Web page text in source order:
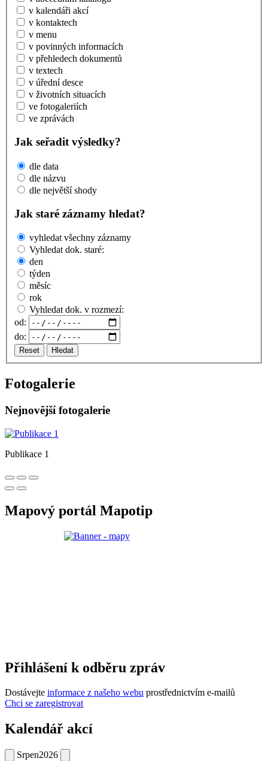
v kalendáři akcí
v kontaktech
v menu
v povinných informacích
v přehledech dokumentů
v textech
v úřední desce
v životních situacích
ve fotogaleriích
ve zprávách
Jak seřadit výsledky?
dle data
dle názvu
dle největší shody
Jak staré záznamy hledat?
vyhledat všechny záznamy
Vyhledat dok. staré:
den
týden
měsíc
rok
Vyhledat dok. v rozmezí:
od:
do:
Reset Hledat
Fotogalerie
Nejnovější fotogalerie
Publikace 1
Mapový portál Mapotip
Přihlášení k odběru zpráv
Dostávejte informace z našeho webu prostřednictvím e-mailů
Chci se zaregistrovat
Kalendář akcí
Srpen2026